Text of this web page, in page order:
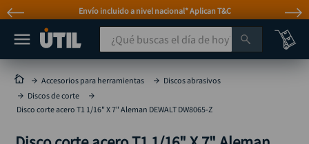
Envío incluido a nivel nacional* Aplican T&C
¿Qué buscas el día de hoy?
Accesorios para herramientas
Discos abrasivos
Discos de corte
Disco corte acero T1 1/16" X 7" Aleman DEWALT DW8065-Z
MÁS BUSCADOS
taladro